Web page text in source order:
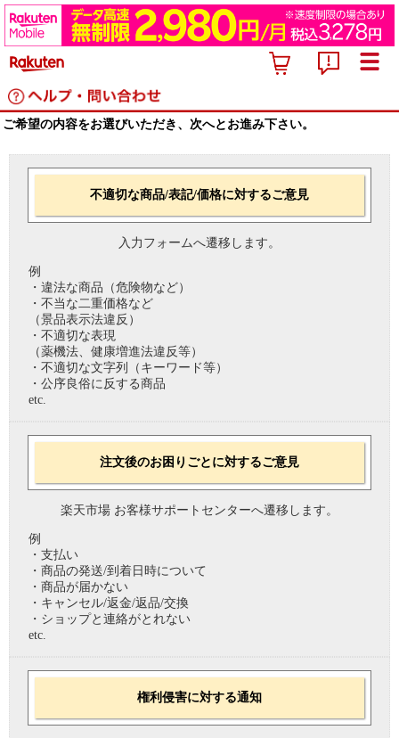
ご希望の内容をお選びいただき、次へとお進み下さい。
不適切な商品/表記/価格に対するご意見
入力フォームへ遷移します。
例
・違法な商品（危険物など）
・不当な二重価格など
（景品表示法違反）
・不適切な表現
（薬機法、健康増進法違反等）
・不適切な文字列（キーワード等）
・公序良俗に反する商品
etc.
注文後のお困りごとに対するご意見
楽天市場 お客様サポートセンターへ遷移します。
例
・支払い
・商品の発送/到着日時について
・商品が届かない
・キャンセル/返金/返品/交換
・ショップと連絡がとれない
etc.
権利侵害に対する通知